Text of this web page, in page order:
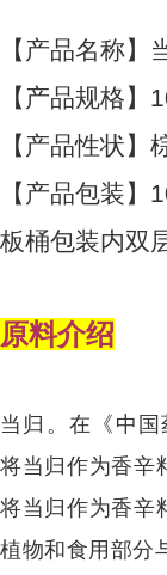
【产品名称】
【产品规格】
【产品性状】
【产品包装
板桶包装内双
原料介绍
当归。在《中
将当归作为香辛
将当归作为香辛
植物和食用部分